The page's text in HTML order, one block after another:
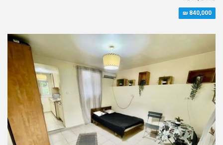
840,000 ₪